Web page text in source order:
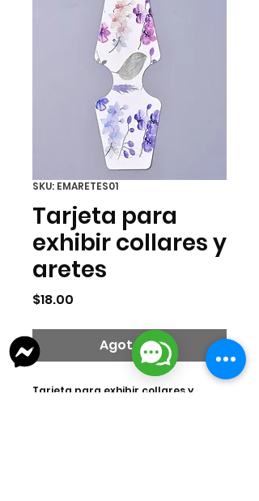
SKU: EMARETES01
Tarjeta para
exhibir collares y
aretes
$18.00
Agotado
Tarjeta para exhibir collares y